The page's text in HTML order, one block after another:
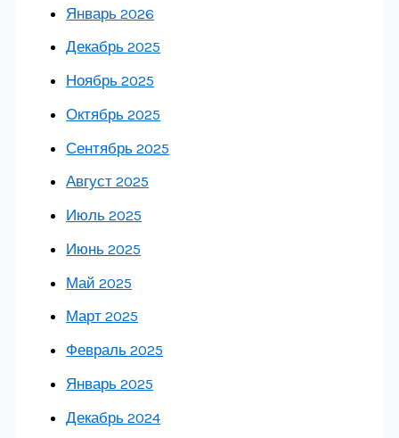
Январь 2026
Декабрь 2025
Ноябрь 2025
Октябрь 2025
Сентябрь 2025
Август 2025
Июль 2025
Июнь 2025
Май 2025
Март 2025
Февраль 2025
Январь 2025
Декабрь 2024